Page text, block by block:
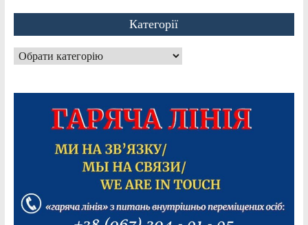
Категорії
Категорії